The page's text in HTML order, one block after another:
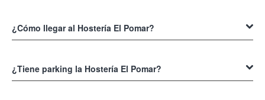
Novales, a pocos kilómetros de la playa de Cobreces y de Santillana
del Mar.
¿Cómo llegar al Hostería El Pomar?
simplemente tienes que observar la dirección que te proporcionamos
en esta misma página. También puedes hacer clic en el mapa para
¿Tiene parking la Hostería El Pomar?